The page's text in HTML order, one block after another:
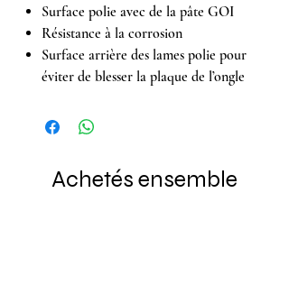
Surface polie avec de la pâte GOI
Résistance à la corrosion
Surface arrière des lames polie pour
éviter de blesser la plaque de l’ongle
Achetés ensemble